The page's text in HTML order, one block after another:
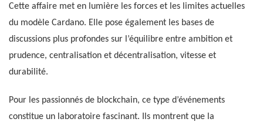
Cette affaire met en lumière les forces et les limites actuelles
du modèle Cardano. Elle pose également les bases de
discussions plus profondes sur l’équilibre entre ambition et
prudence, centralisation et décentralisation, vitesse et
durabilité.
Pour les passionnés de blockchain, ce type d’événements
constitue un laboratoire fascinant. Ils montrent que la